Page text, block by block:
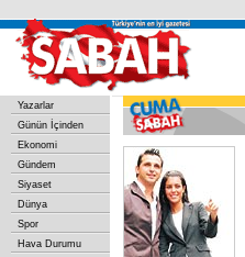
Yazarlar
Günün İçinden
Ekonomi
Gündem
Siyaset
Dünya
Spor
Hava Durumu